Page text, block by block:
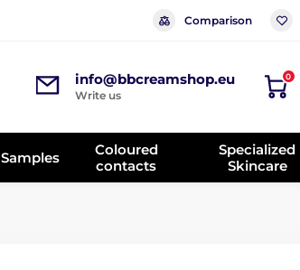
Comparison
info@bbcreamshop.eu
Write us
0
Samples
Coloured
contacts
Specialized
Skincare